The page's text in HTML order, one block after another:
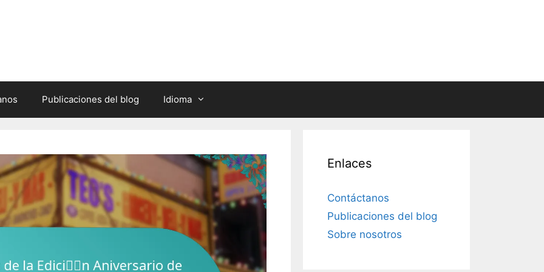
Publicaciones del blog Idioma
Enlaces
Contáctanos
Publicaciones del blog
Sobre nosotros